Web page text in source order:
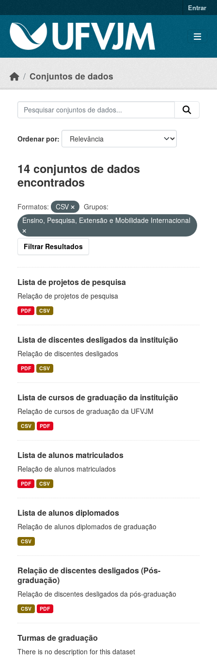
Entrar
Conjuntos de dados
Ordenar por
14 conjuntos de dados
encontrados
Formatos: CSV
Grupos:
Ensino, Pesquisa, Extensão e Mobilidade Internacional
Filtrar Resultados
Lista de projetos de pesquisa
Relação de projetos de pesquisa
PDF CSV
Lista de discentes desligados da instituição
Relação de discentes desligados
PDF CSV
Lista de cursos de graduação da instituição
Relação de cursos de graduação da UFVJM
CSV PDF
Lista de alunos matriculados
Relação de alunos matriculados
PDF CSV
Lista de alunos diplomados
Relação de alunos diplomados de graduação
CSV
Relação de discentes desligados (Pós-
graduação)
Relação de discentes desligados da pós-graduação
CSV PDF
Turmas de graduação
There is no description for this dataset